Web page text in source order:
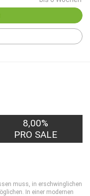
8,00%
PRO SALE
muss, in erschwinglichen
In einer modernen